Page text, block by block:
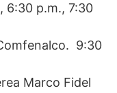
6:30 p.m., 7:30
9:30
Marco Fidel